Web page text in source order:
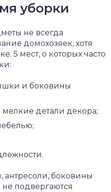
уборки
не всегда
домохозяек, хотя
5 мест, о которых часто
и боковины
детали декора;
антресоли, боковины
подвергаются